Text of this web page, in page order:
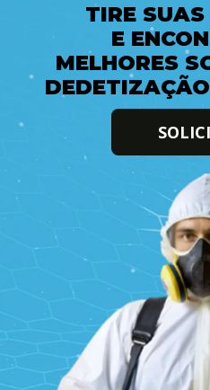
TIRE
E
MELHORES